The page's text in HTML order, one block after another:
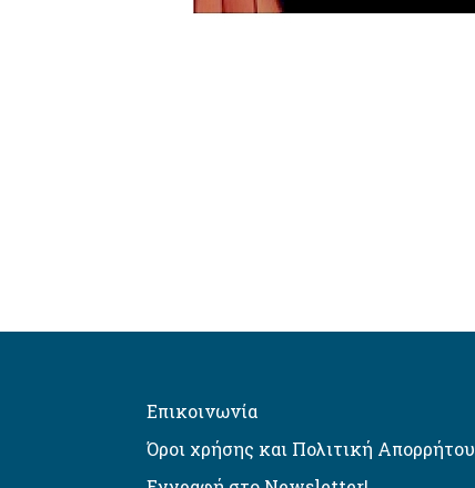
Επικοινωνία
Όροι χρήσης και Πολιτική Απορρήτου